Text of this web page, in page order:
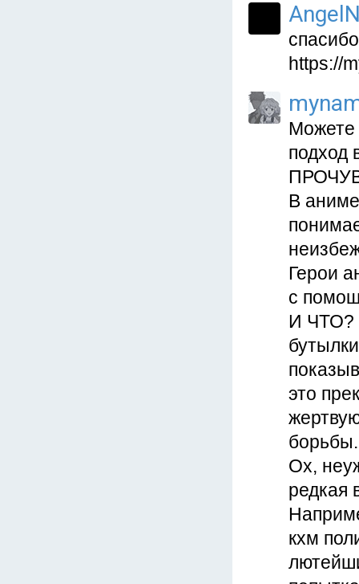
https://
Можете
подход
В
Герои
с
И ЧТО?
это
Ох,
редкая
кхм